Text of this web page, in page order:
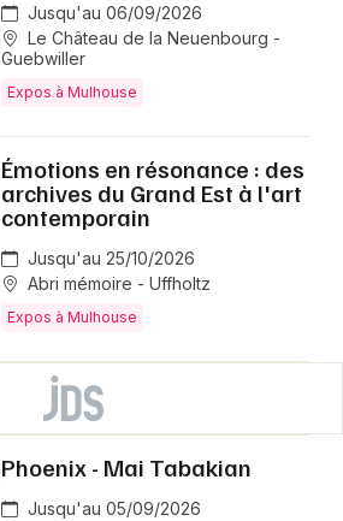
Jusqu'au 06/09/2026
Le Château de la Neuenbourg -
Guebwiller
Expos à Mulhouse
Émotions en résonance : des
archives du Grand Est à l'art
contemporain
Jusqu'au 25/10/2026
Abri mémoire - Uffholtz
Expos à Mulhouse
Phoenix - Mai Tabakian
Jusqu'au 05/09/2026